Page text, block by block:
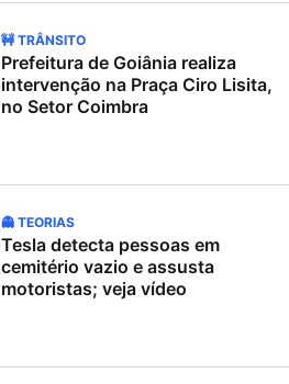
🚧 TRÂNSITO
Prefeitura de Goiânia realiza
intervenção na Praça Ciro Lisita,
no Setor Coimbra
👻 TEORIAS
Tesla detecta pessoas em
cemitério vazio e assusta
motoristas; veja vídeo